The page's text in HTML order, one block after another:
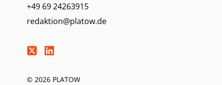
+49 69 24263915
redaktion@platow.de
© 2026 PLATOW